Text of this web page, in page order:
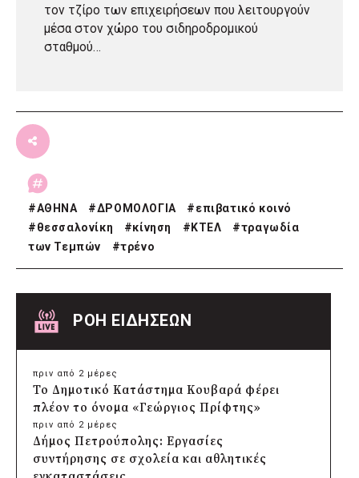
τον τζίρο των επιχειρήσεων που λειτουργούν
μέσα στον χώρο του σιδηροδρομικού
σταθμού…
#ΑΘΗΝΑ #ΔΡΟΜΟΛΟΓΙΑ #επιβατικό κοινό
#θεσσαλονίκη #κίνηση #ΚΤΕΛ #τραγωδία
των Τεμπών
#τρένο
ΡΟΗ ΕΙΔΗΣΕΩΝ
πριν από 2 μέρες
Το Δημοτικό Κατάστημα Κουβαρά φέρει
πλέον το όνομα «Γεώργιος Πρίφτης»
πριν από 2 μέρες
Δήμος Πετρούπολης: Εργασίες
συντήρησης σε σχολεία και αθλητικές